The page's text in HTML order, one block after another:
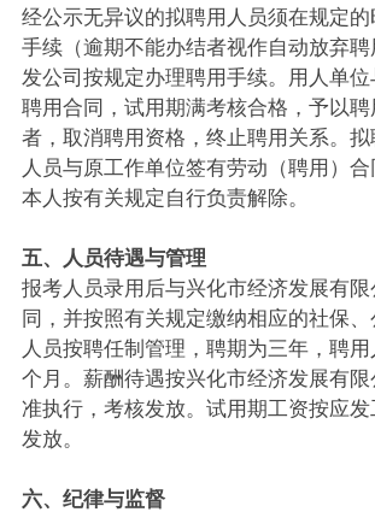
经公示无异议的拟聘用人员须在规定
手续（逾期不能办结者视作自动放弃
发公司按规定办理聘用手续。用人单
聘用合同，试用期满考核合格，予以
者，取消聘用资格，终止聘用关系。
人员与原工作单位签有劳动（聘用）
本人按有关规定自行负责解除。
五、人员待遇与管理
报考人员录用后与兴化市经济发展有
同，并按照有关规定缴纳相应的社保
人员按聘任制管理，聘期为三年，聘
个月。薪酬待遇按兴化市经济发展有
准执行，考核发放。试用期工资按应
发放。
六、纪律与监督